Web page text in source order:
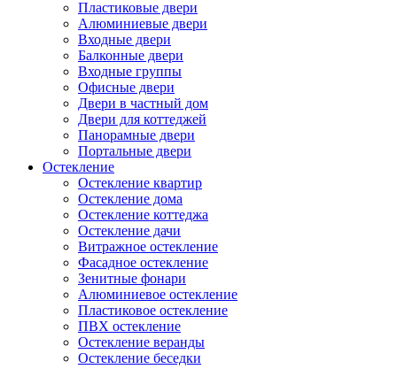
Пластиковые двери
Алюминиевые двери
Входные двери
Балконные двери
Входные группы
Офисные двери
Двери в частный дом
Двери для коттеджей
Панорамные двери
Портальные двери
Остекление
Остекление квартир
Остекление дома
Остекление коттеджа
Остекление дачи
Витражное остекление
Фасадное остекление
Зенитные фонари
Алюминиевое остекление
Пластиковое остекление
ПВХ остекление
Остекление веранды
Остекление беседки